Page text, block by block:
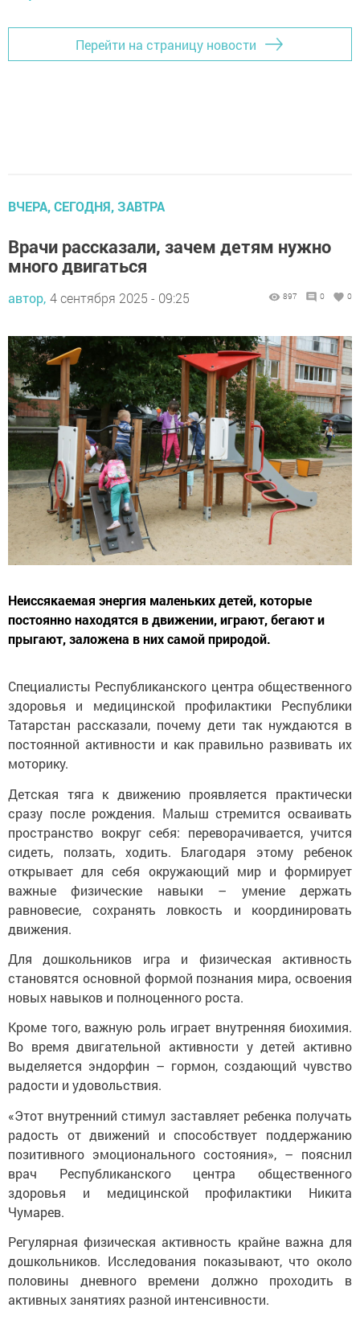
Перейти на страницу новости
ВЧЕРА, СЕГОДНЯ, ЗАВТРА
Врачи рассказали, зачем детям нужно
много двигаться
автор, 4 сентября 2025 - 09:25 897 0 0
Неиссякаемая энергия маленьких детей, которые
постоянно находятся в движении, играют, бегают и
прыгают, заложена в них самой природой.
Специалисты Республиканского центра общественного
здоровья и медицинской профилактики Республики
Татарстан рассказали, почему дети так нуждаются в
постоянной активности и как правильно развивать их
моторику.
Детская тяга к движению проявляется практически
сразу после рождения. Малыш стремится осваивать
пространство вокруг себя: переворачивается, учится
сидеть, ползать, ходить. Благодаря этому ребенок
открывает для себя окружающий мир и формирует
важные физические навыки – умение держать
равновесие, сохранять ловкость и координировать
движения.
Для дошкольников игра и физическая активность
становятся основной формой познания мира, освоения
новых навыков и полноценного роста.
Кроме того, важную роль играет внутренняя биохимия.
Во время двигательной активности у детей активно
выделяется эндорфин – гормон, создающий чувство
радости и удовольствия.
«Этот внутренний стимул заставляет ребенка получать
радость от движений и способствует поддержанию
позитивного эмоционального состояния», – пояснил
врач Республиканского центра общественного
здоровья и медицинской профилактики Никита
Чумарев.
Регулярная физическая активность крайне важна для
дошкольников. Исследования показывают, что около
половины дневного времени должно проходить в
активных занятиях разной интенсивности.